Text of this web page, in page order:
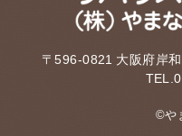
〒596-0821 大阪府岸
©や